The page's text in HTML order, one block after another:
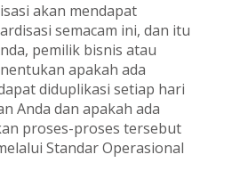
akan mendapat
semacam ini, dan itu
pemilik bisnis atau
apakah ada
diduplikasi setiap hari
Anda dan apakah ada
proses-proses tersebut
Standar Operasional